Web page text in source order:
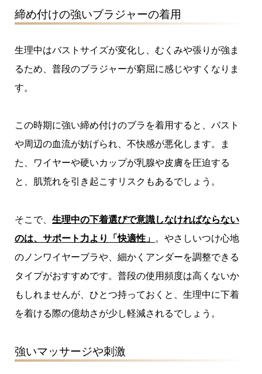
締め付けの強いブラジャーの着用
生理中はバストサイズが変化し、むくみや張りが強ま
るため、普段のブラジャーが窮屈に感じやすくなりま
す。
この時期に強い締め付けのブラを着用すると、バスト
や周辺の血流が妨げられ、不快感が悪化します。ま
た、ワイヤーや硬いカップが乳腺や皮膚を圧迫する
と、肌荒れを引き起こすリスクもあるでしょう。
そこで、 生理中の下着選びで意識しなければならない
のは、サポート力より「快適性」 。やさしいつけ心地
のノンワイヤーブラや、細かくアンダーを調整できる
タイプがおすすめです。普段の使用頻度は高くないか
もしれませんが、ひとつ持っておくと、生理中に下着
を着ける際の億劫さが少し軽減されるでしょう。
強いマッサージや刺激